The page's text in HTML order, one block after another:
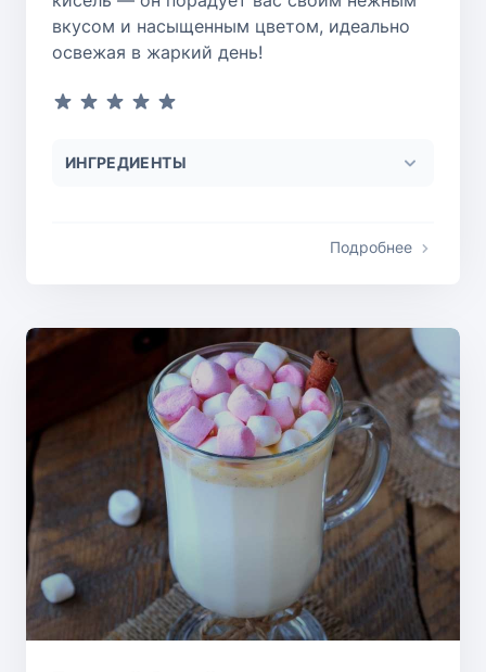
вкусом и насыщенным цветом, идеально
освежая в жаркий день!
ИНГРЕДИЕНТЫ
Подробнее